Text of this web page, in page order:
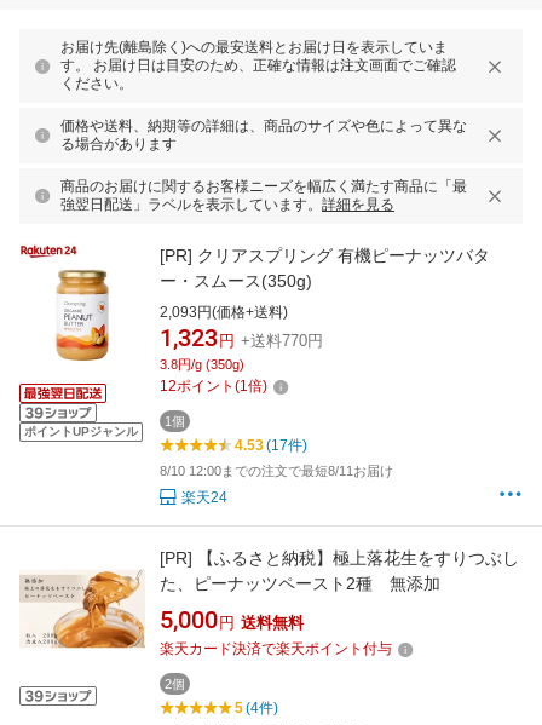
お届け先(離島除く)への最安送料とお届け日を表示していま
す。 お届け日は目安のため、正確な情報は注文画面でご確認
ください。
価格や送料、納期等の詳細は、商品のサイズや色によって異な
る場合があります
商品のお届けに関するお客様ニーズを幅広く満たす商品に「最
強翌日配送」ラベルを表示しています。 詳細を見る
ポイントUPジャンル
[PR] クリアスプリング 有機ピーナッツバタ
ー・スムース(350g)
2,093円(価格+送料)
1,323 円 +送料770円
3.8円/g (350g)
12ポイント (1倍)
1個
4.53(17件)
8/10 12:00までの注文で最短8/11お届け
楽天24
[PR]
【ふるさと納税】極上落花生をすりつぶし
た、ピーナッツペースト2種 無添加
5,000 円 送料無料
楽天カード決済で楽天ポイント付与
2個
5(4件)